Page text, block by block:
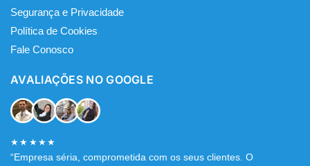
Segurança e Privacidade
Política de Cookies
Fale Conosco
AVALIAÇÕES NO GOOGLE
★★★★★
“Empresa séria, comprometida com os seus clientes. O